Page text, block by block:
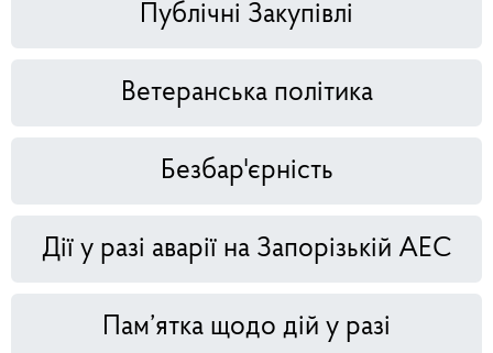
Публічні Закупівлі
Ветеранська політика
Безбар'єрність
Дії у разі аварії на Запорізькій АЕС
Пам’ятка щодо дій у разі